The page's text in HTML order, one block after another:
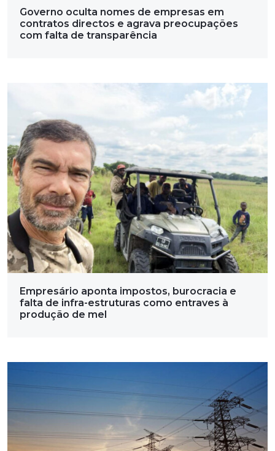
Governo oculta nomes de empresas em
contratos directos e agrava preocupações
com falta de transparência
Empresário aponta impostos, burocracia e
falta de infra-estruturas como entraves à
produção de mel